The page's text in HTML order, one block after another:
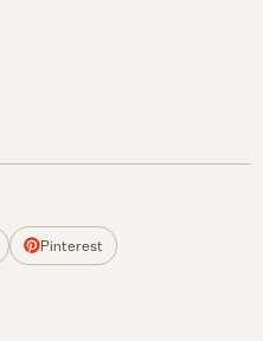
Pinterest